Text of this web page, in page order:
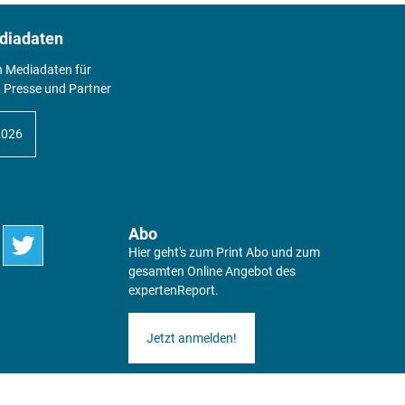
Mediadaten für
Presse und Partner
Abo
Hier geht's zum Print Abo und zum
gesamten Online Angebot des
expertenReport.
Jetzt anmelden!